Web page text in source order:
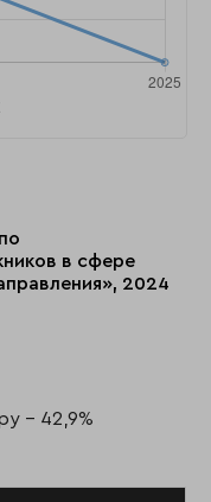
в сфере
2024
- 42,9%